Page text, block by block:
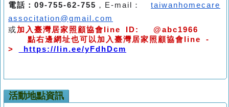
電話：09-755-62-755 ，E-mail：taiwanhomecare
associtation@gmail.com
或加入臺灣居家照顧協會line ID: @abc1966
點右邊網址也可以加入臺灣居家照顧協會line -
>
https://lin.ee/yFdhDcm
活動地點資訊